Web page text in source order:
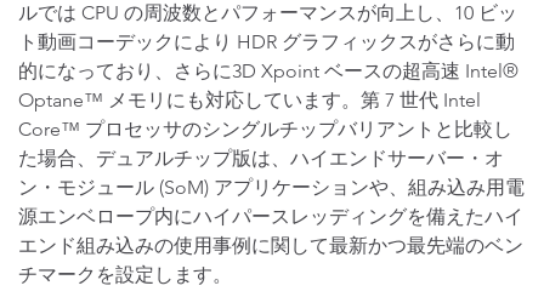
ルでは CPU の周波数とパフォーマンスが向上し、10 ビッ
ト動画コーデックにより HDR グラフィックスがさらに動
的になっており、さらに3D Xpoint ベースの超高速 Intel®
Optane™ メモリにも対応しています。第 7 世代 Intel
Core™ プロセッサのシングルチップバリアントと比較し
た場合、デュアルチップ版は、ハイエンドサーバー・オ
ン・モジュール (SoM) アプリケーションや、組み込み用電
源エンベロープ内にハイパースレッディングを備えたハイ
エンド組み込みの使用事例に関して最新かつ最先端のベン
チマークを設定します。